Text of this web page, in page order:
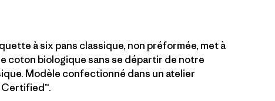
à six pans classique, non préformée, met à
coton biologique sans se départir de notre
Modèle confectionné dans un atelier
Certified™.